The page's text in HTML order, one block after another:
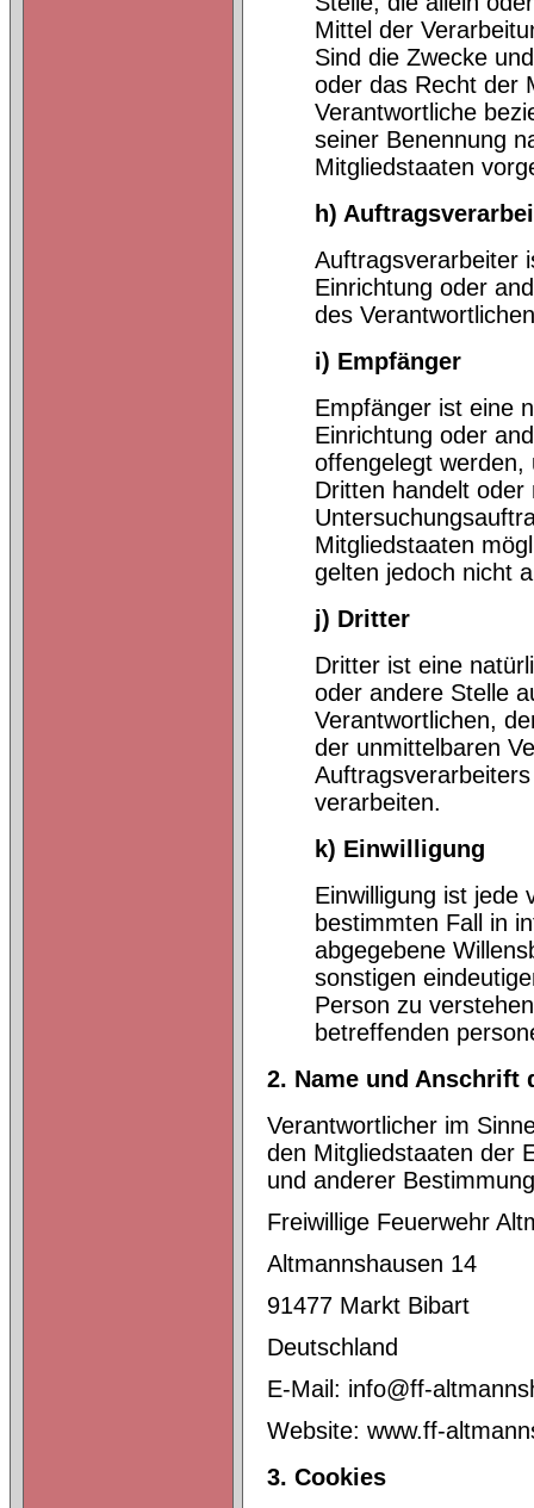
Mittel der
Sind die Zwecke
oder das Recht der
Verantwortliche
seiner Benennung
Mitgliedstaaten
h)
Auftragsverarbeiter
Einrichtung oder
des
i) Empfänger
Empfänger ist eine
Einrichtung oder
offengelegt werden,
Dritten handelt
Mitgliedstaaten
gelten jedoch nicht
j) Dritter
Dritter ist eine
oder andere Stelle
Verantwortlichen,
der unmittelbaren
verarbeiten.
k) Einwilligung
Einwilligung ist jede
bestimmten Fall in
abgegebene
sonstigen
Person zu
betreffenden
2. Name und Anschrift
Verantwortlicher im
den Mitgliedstaaten der
und anderer
Freiwillige Feuerwehr
Altmannshausen 14
91477 Markt Bibart
Deutschland
E-Mail: info@ff-
Website: www.ff-
3. Cookies